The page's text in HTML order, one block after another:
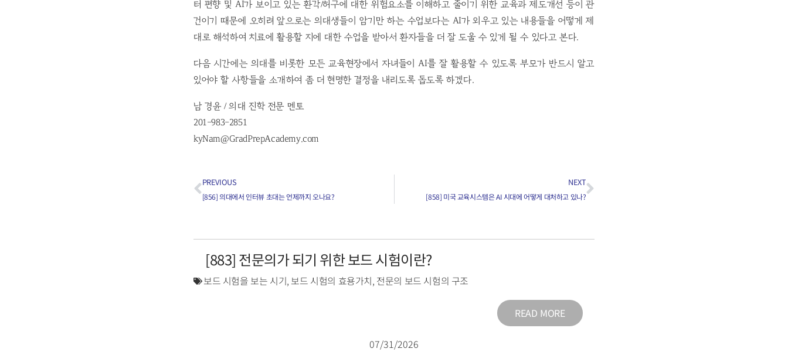
터 편향 및 AI가 보이고 있는 환각/허구에 대한 위험요소를 이해하고 줄이기 위한 교육과 제도개선 등이 관
건이기 때문에 오히려 앞으로는 의대생들이 암기만 하는 수업보다는 AI가 외우고 있는 내용들을 어떻게 제
대로 해석하여 치료에 활용할 지에 대한 수업을 받아서 환자들을 더 잘 도울 수 있게 될 수 있다고 본다.
다음 시간에는 의대를 비롯한 모든 교육현장에서 자녀들이 AI를 잘 활용할 수 있도록 부모가 반드시 알고
있어야 할 사항들을 소개하여 좀 더 현명한 결정을 내리도록 돕도록 하겠다.
남 경윤 / 의대 진학 전문 멘토
201-983-2851
kyNam@GradPrepAcademy.com
PREVIOUS
[856] 의대에서 인터뷰 초대는 언제까지 오나요?
NEXT
[858] 미국 교육시스템은 AI 시대에 어떻게 대처하고 있나?
[883] 전문의가 되기 위한 보드 시험이란?
보드 시험을 보는 시기, 보드 시험의 효용가치, 전문의 보드 시험의 구조
READ MORE
07/31/2026